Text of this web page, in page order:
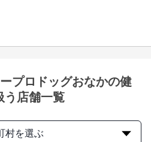
プロドッグおなかの健
う店舗一覧
村を選ぶ